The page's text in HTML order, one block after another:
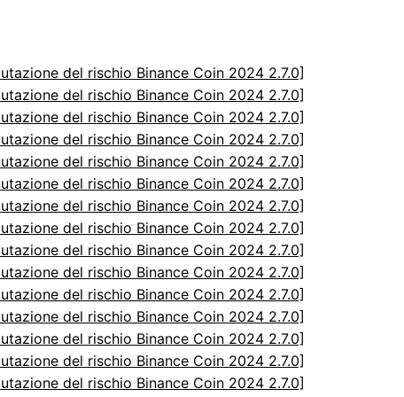
del rischio Binance Coin 2024 2.7.0]
del rischio Binance Coin 2024 2.7.0]
del rischio Binance Coin 2024 2.7.0]
del rischio Binance Coin 2024 2.7.0]
del rischio Binance Coin 2024 2.7.0]
del rischio Binance Coin 2024 2.7.0]
del rischio Binance Coin 2024 2.7.0]
del rischio Binance Coin 2024 2.7.0]
del rischio Binance Coin 2024 2.7.0]
del rischio Binance Coin 2024 2.7.0]
del rischio Binance Coin 2024 2.7.0]
del rischio Binance Coin 2024 2.7.0]
del rischio Binance Coin 2024 2.7.0]
del rischio Binance Coin 2024 2.7.0]
del rischio Binance Coin 2024 2.7.0]